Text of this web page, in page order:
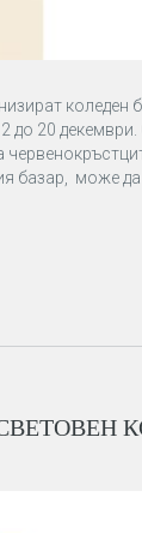
коледен
до 20 декември.
базар, може